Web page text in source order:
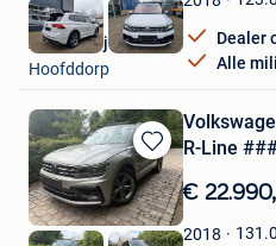
Dealer
Alle
Autobedrijf Rif B.V.
Hoofddorp
Bewaren
in
Mijn
Favorieten
R-Line
€
2018